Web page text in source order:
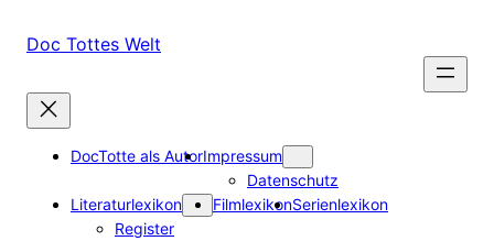
InhaltDoc Tottes Welt
DocTotte als AutorImpressum
Datenschutz
Literaturlexikon
Register
FilmlexikonSerienlexikon